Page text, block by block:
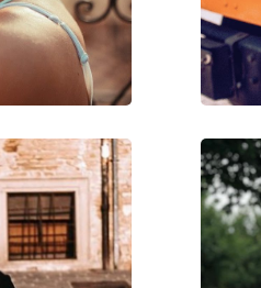
18 mm
140 g
Sì
Sì